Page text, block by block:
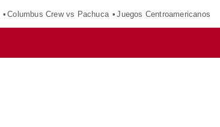
Columbus Crew vs Pachuca Juegos Centroamericanos